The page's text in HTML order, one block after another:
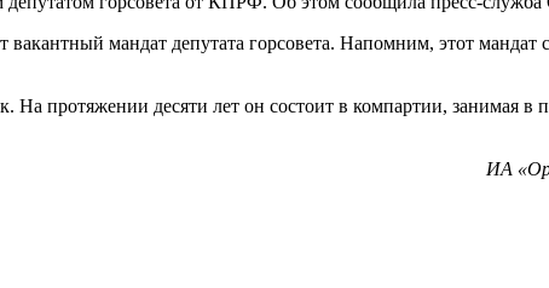
мандат депутата горсовета. Напомним, этот мандат
протяжении десяти лет он состоит в компартии, занимая в
ИА